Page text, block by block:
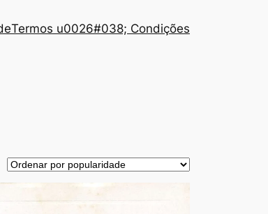
Termos u0026#038; Condições